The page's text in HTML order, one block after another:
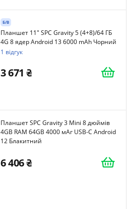
Б/В
Планшет 11" SPC Gravity 5 (4+8)/64 ГБ
4G 8 ядер Android 13 6000 mAh Чорний
1 відгук
3 671
Планшет SPC Gravity 3 Mini 8 дюймів
4GB RAM 64GB 4000 мАг USB-C Android
12 Блакитний
6 406